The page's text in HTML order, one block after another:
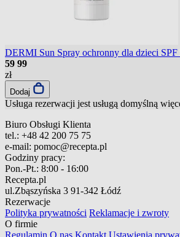
DERMI Sun Spray ochronny dla dzieci SPF
59 99
zł
Dodaj
Usługa rezerwacji jest usługą domyślną
Biuro Obsługi Klienta
tel.: +48 42 200 75 75
e-mail: pomoc@recepta.pl
Godziny pracy:
Pon.-Pt.: 8:00 - 16:00
Recepta.pl
ul.Zbąszyńska 3 91-342 Łódź
Rezerwacje
Polityka prywatności Reklamacje i zwroty
O firmie
Regulamin O nas Kontakt Ustawienia